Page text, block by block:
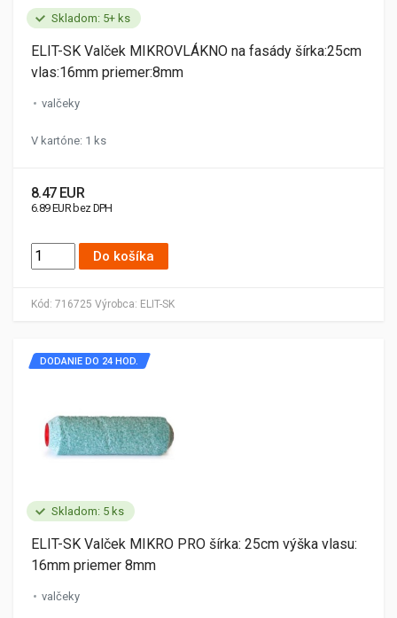
Skladom: 5+ ks
Kód: 716725 Výrobca: ELIT-SK
ELIT-SK Valček MIKROVLÁKNO na fasády šírka:25cm
vlas:16mm priemer:8mm
valčeky
V kartóne: 1 ks
8.47 EUR
6.89 EUR bez DPH
Do košíka
Skladom: 5 ks
DODANIE DO 24 HOD.
ELIT-SK Valček MIKRO PRO šírka: 25cm výška vlasu:
16mm priemer 8mm
valčeky